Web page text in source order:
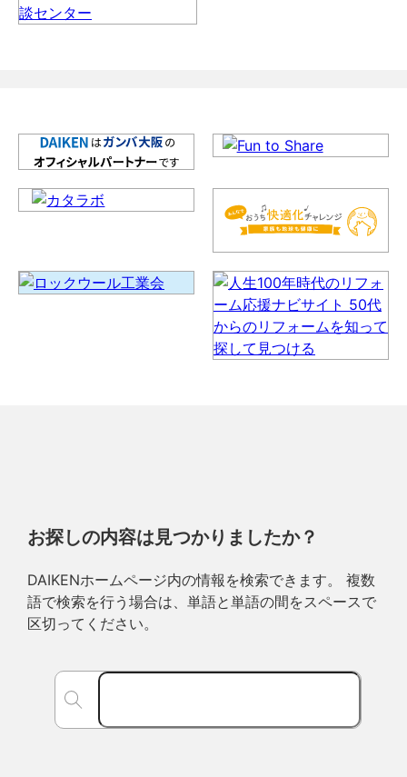
お探しの内容は見つかりましたか？
DAIKENホームページ内の情報を検索できます。 複数
語で検索を行う場合は、単語と単語の間をスペースで
区切ってください。